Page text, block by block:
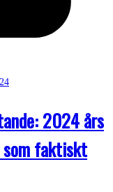
2024 års
som faktiskt